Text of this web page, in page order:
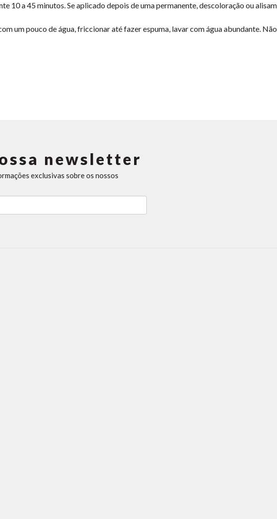
10 a 45 minutos. Se aplicado depois de uma permanente, descoloração ou
um pouco de água, friccionar até fazer espuma, lavar com água abundante.
newsletter
exclusivas sobre os nossos